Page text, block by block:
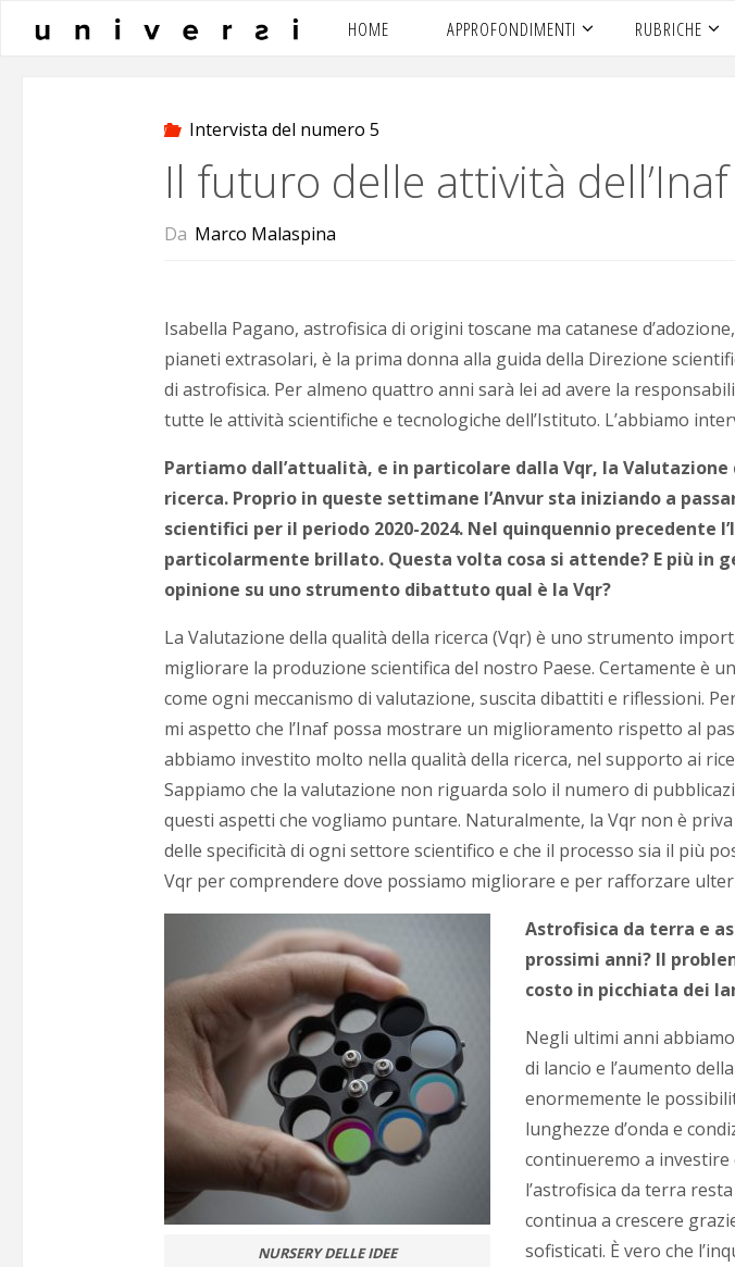
HOME APPROFONDIMENTI RUBRICHE
Intervista del numero 5
Il futuro delle attività dell’Inaf
Da Marco Malaspina
Isabella Pagano, astrofisica di origini toscane ma catanese
pianeti extrasolari, è la prima donna alla guida della Direzione
di astrofisica. Per almeno quattro anni sarà lei ad avere la
tutte le attività scientifiche e tecnologiche dell’Istituto. L’abbiamo
Partiamo dall’attualità, e in particolare dalla Vqr, la
ricerca. Proprio in queste settimane l’Anvur sta iniziando a
scientifici per il periodo 2020-2024. Nel quinquennio precedente
particolarmente brillato. Questa volta cosa si attende? E più in
opinione su uno strumento dibattuto qual è la Vqr?
La Valutazione della qualità della ricerca (Vqr) è uno strumento
migliorare la produzione scientifica del nostro Paese. Certamente è
come ogni meccanismo di valutazione, suscita dibattiti e riflessioni.
mi aspetto che l’Inaf possa mostrare un miglioramento rispetto al
abbiamo investito molto nella qualità della ricerca, nel supporto ai
Sappiamo che la valutazione non riguarda solo il numero di
questi aspetti che vogliamo puntare. Naturalmente, la Vqr non è
delle specificità di ogni settore scientifico e che il processo sia il più
Vqr per comprendere dove possiamo migliorare e per rafforzare
NURSERY DELLE IDEE
Astrofisica da terra e
prossimi anni? Il
costo in picchiata dei
Negli ultimi anni
di lancio e l’aumento
enormemente le
lunghezze d’onda e
continueremo a investire
l’astrofisica da terra
continua a crescere
sofisticati. È vero che